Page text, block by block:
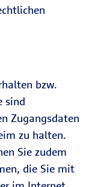
bzw.
sind
Zugangsdaten
zu halten.
Sie zudem
die Sie mit